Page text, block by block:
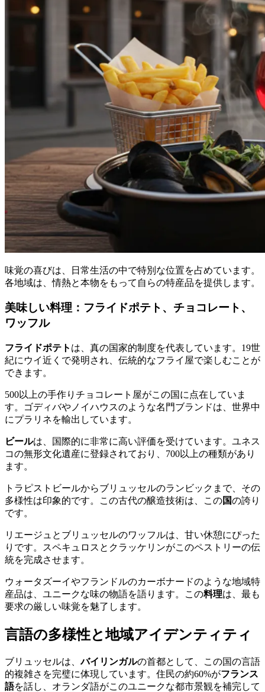
味覚の喜びは、日常生活の中で特別な位置を占めています。
各地域は、情熱と本物をもって自らの特産品を提供します。
美味しい料理：フライドポテト、チョコレート、
ワッフル
フライドポテト は、真の国家的制度を代表しています。19世
紀にウイ近くで発明され、伝統的なフライ屋で楽しむことが
できます。
500以上の手作りチョコレート屋がこの国に点在していま
す。ゴディバやノイハウスのような名門ブランドは、世界中
にプラリネを輸出しています。
ビールは、国際的に非常に高い評価を受けています。ユネス
コの無形文化遺産に登録されており、700以上の種類があり
ます。
トラピストビールからブリュッセルのランビックまで、その
多様性は印象的です。この古代の醸造技術は、この国の誇り
です。
リエージュとブリュッセルのワッフルは、甘い休憩にぴった
りです。スペキュロスとクラッケリンがこのペストリーの伝
統を完成させます。
ウォータズーイやフランドルのカーボナードのような地域特
産品は、ユニークな味の物語を語ります。この料理は、最も
要求の厳しい味覚を魅了します。
言語の多様性と地域アイデンティティ
ブリュッセルは、バイリンガルの首都として、この国の言語
的複雑さを完璧に体現しています。住民の約60%がフランス
語を話し、オランダ語がこのユニークな都市景観を補完して